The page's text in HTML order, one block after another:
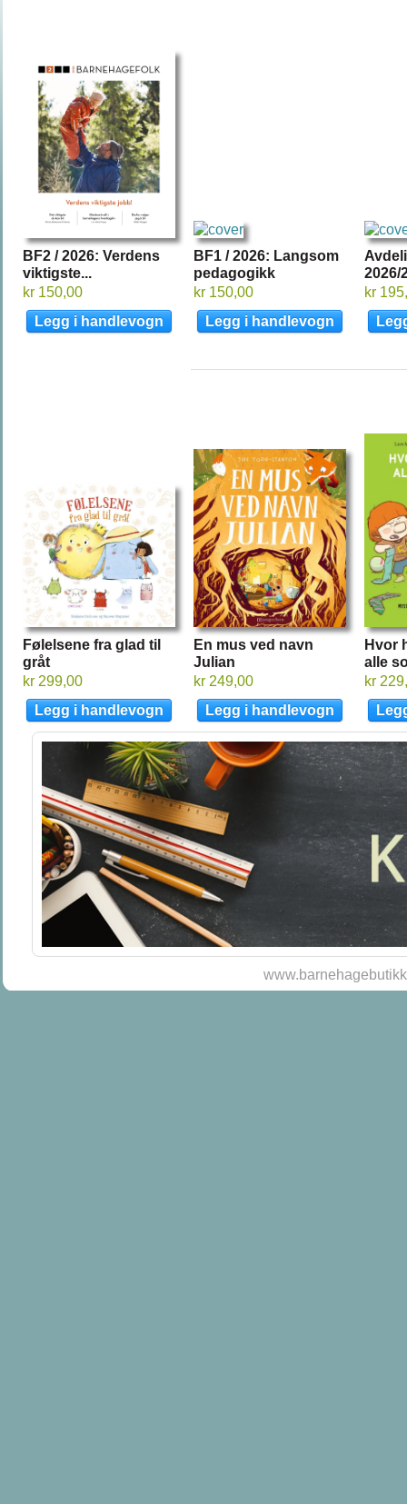
BF2 / 2026: Verdens
viktigste...
kr 150,00
BF1 / 2026: Langsom
pedagogikk
kr 150,00
2026/
kr
Følelsene fra glad til
gråt
kr 299,00
En mus ved navn
Julian
kr 249,00
Hvor
alle
kr